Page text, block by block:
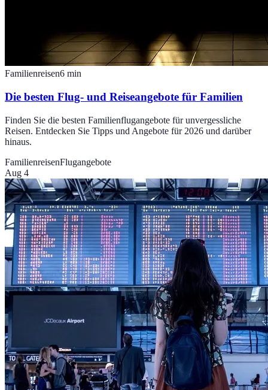
Familienreisen6 min
Die besten Flug- und Reiseangebote für Familien
Finden Sie die besten Familienflugangebote für unvergessliche
Reisen. Entdecken Sie Tipps und Angebote für 2026 und darüber
hinaus.
FamilienreisenFlugangebote
Aug 4